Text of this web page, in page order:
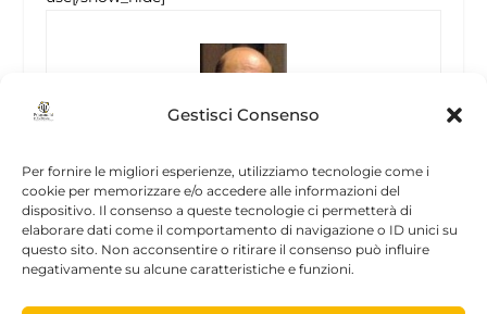
Gestisci Consenso
Per fornire le migliori esperienze, utilizziamo tecnologie come i
cookie per memorizzare e/o accedere alle informazioni del
dispositivo. Il consenso a queste tecnologie ci permetterà di
elaborare dati come il comportamento di navigazione o ID unici su
questo sito. Non acconsentire o ritirare il consenso può influire
negativamente su alcune caratteristiche e funzioni.
Bolmida Pierluigi
Pier Luigi Bolmida, Specialista in Psicologia
Clinica e Patologica, Università Paris V,
Formatore in Psicodiagnosi presso le
A.A/S.S./L.L. della Regione Piemonte